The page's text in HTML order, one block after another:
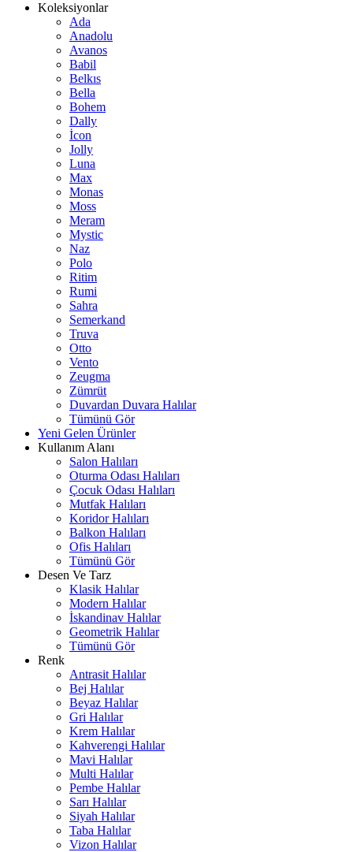
Koleksiyonlar
Ada
Anadolu
Avanos
Babil
Belkıs
Bella
Bohem
Dally
İcon
Jolly
Luna
Max
Monas
Moss
Meram
Mystic
Naz
Polo
Ritim
Rumi
Sahra
Semerkand
Truva
Otto
Vento
Zeugma
Zümrüt
Duvardan Duvara Halılar
Tümünü Gör
Yeni Gelen Ürünler
Kullanım Alanı
Salon Halıları
Oturma Odası Halıları
Çocuk Odası Halıları
Mutfak Halıları
Koridor Halıları
Balkon Halıları
Ofis Halıları
Tümünü Gör
Desen Ve Tarz
Klasik Halılar
Modern Halılar
İskandinav Halılar
Geometrik Halılar
Tümünü Gör
Renk
Antrasit Halılar
Bej Halılar
Beyaz Halılar
Gri Halılar
Krem Halılar
Kahverengi Halılar
Mavi Halılar
Multi Halılar
Pembe Halılar
Sarı Halılar
Siyah Halılar
Taba Halılar
Vizon Halılar